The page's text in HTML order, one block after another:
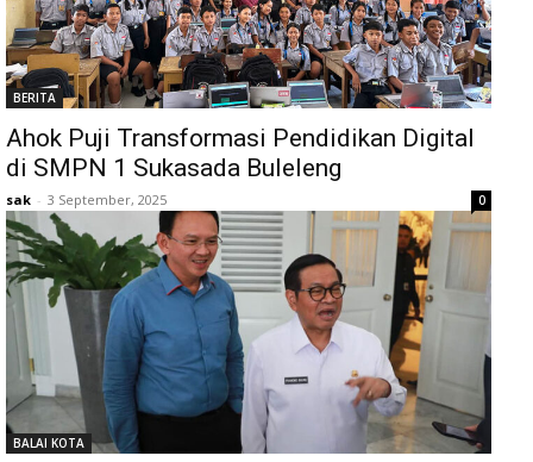
BERITA
Ahok Puji Transformasi Pendidikan Digital
di SMPN 1 Sukasada Buleleng
sak - 3 September, 2025 0
BALAI KOTA